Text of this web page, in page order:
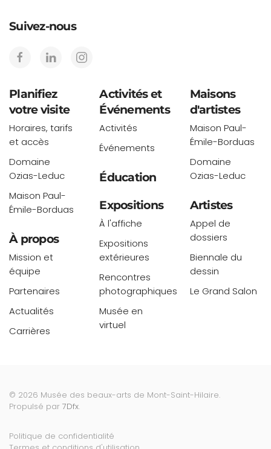
Suivez-nous
Planifiez
votre visite
Horaires, tarifs
et accès
Domaine
Ozias-Leduc
Maison Paul-
Émile-Borduas
À propos
Mission et
équipe
Partenaires
Actualités
Carrières
Activités et
Événements
Activités
Événements
Éducation
Expositions
À l'affiche
Expositions
extérieures
Rencontres
photographiques
Musée en
virtuel
Maisons
d'artistes
Maison Paul-
Émile-Borduas
Domaine
Ozias-Leduc
Artistes
Appel de
dossiers
Biennale du
dessin
Le Grand Salon
© 2026 Musée des beaux-arts de Mont-Saint-Hilaire.
Propulsé par 7Dfx.
Politique de confidentialité